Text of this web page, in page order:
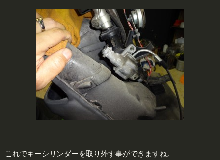
これでキーシリンダーを取り外す事ができますね。